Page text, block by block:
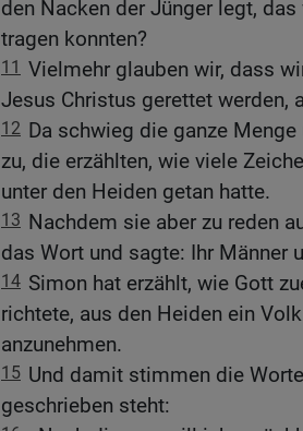
den Nacken der Jünger legt,
tragen konnten?
11 Vielmehr glauben wir, dass
Jesus Christus gerettet werden,
12 Da schwieg die ganze
zu, die erzählten, wie viele
unter den Heiden getan hatte.
13 Nachdem sie aber zu reden
das Wort und sagte: Ihr Männer
14 Simon hat erzählt, wie Gott
richtete, aus den Heiden ein
anzunehmen.
15 Und damit stimmen die
geschrieben steht: